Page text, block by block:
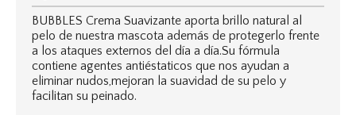
BUBBLES Crema Suavizante aporta brillo natural al
pelo de nuestra mascota además de protegerlo frente
a los ataques externos del día a día.Su fórmula
contiene agentes antiéstaticos que nos ayudan a
eliminar nudos,mejoran la suavidad de su pelo y
facilitan su peinado.